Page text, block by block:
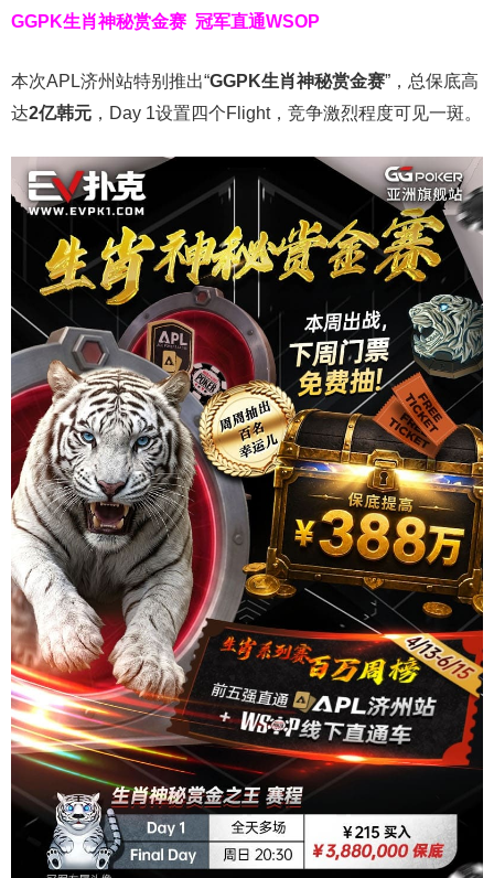
GGPK生肖神秘赏金赛 冠军直通WSOP
本次APL济州站特别推出“GGPK生肖神秘赏金赛”，总保底高
达2亿韩元 ，Day 1设置四个Flight，竞争激烈程度可见一斑。